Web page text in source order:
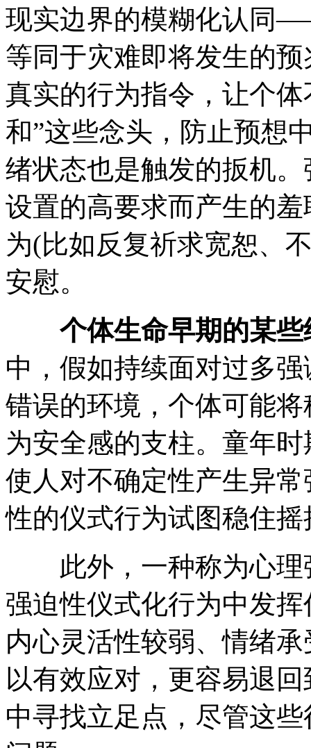
现实边界的模糊化认同
等同于灾难即将发生的
真实的行为指令，让个
和”这些念头，防止预想
绪状态也是触发的扳机
设置的高要求而产生的
为(比如反复祈求宽恕、
安慰。
个体生命早期的某
中，假如持续面对过多
错误的环境，个体可能
为安全感的支柱。童年
使人对不确定性产生异
性的仪式行为试图稳住
此外，一种称为心理
强迫性仪式化行为中发
内心灵活性较弱、情绪
以有效应对，更容易退
中寻找立足点，尽管这